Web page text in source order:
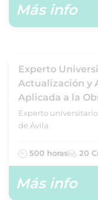
Más info
Experto
Actualización y
Aplicada a la
Experto
de Ávila
500 horas 20
Más info